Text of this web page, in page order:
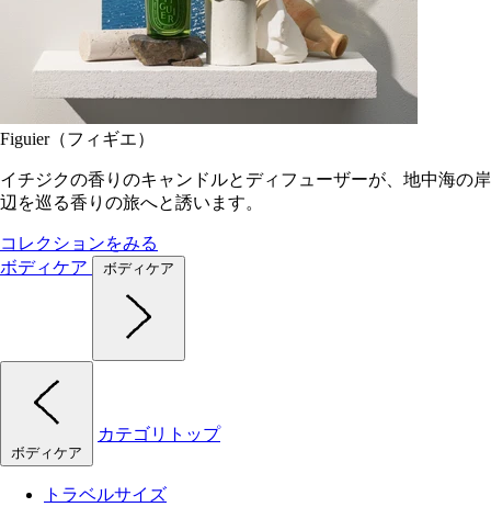
Figuier（フィギエ）
イチジクの香りのキャンドルとディフューザーが、地中海の岸
辺を巡る香りの旅へと誘います。
コレクションをみる
ボディケア
ボディケア
ボディケア
カテゴリトップ
トラベルサイズ